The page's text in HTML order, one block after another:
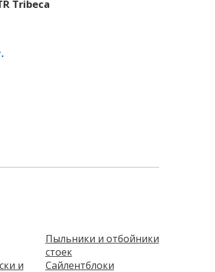
Tribeca
Пыльники и отбойники
стоек
и Сайлентблоки